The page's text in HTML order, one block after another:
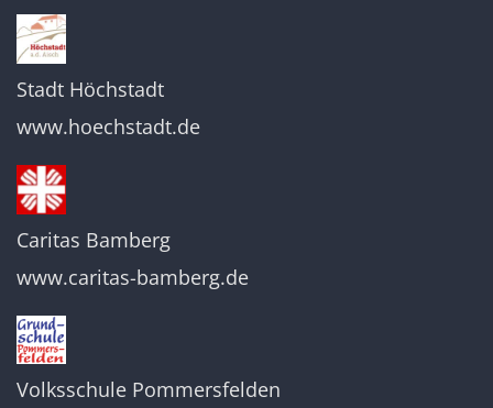
Stadt Höchstadt
www.hoechstadt.de
Caritas Bamberg
www.caritas-bamberg.de
Volksschule Pommersfelden